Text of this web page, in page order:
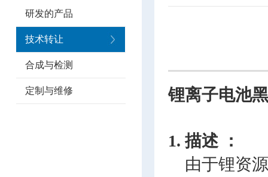
研发的产品
技术转让
合成与检测
定制与维修 锂离子电池
1. 描述 ：
由于锂资